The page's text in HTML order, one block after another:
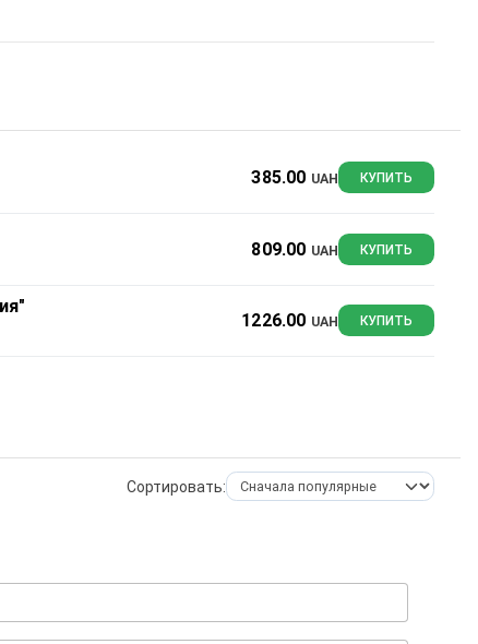
385.00 UAH КУПИТЬ
809.00 UAH КУПИТЬ
1226.00 UAH КУПИТЬ
Сортировать: